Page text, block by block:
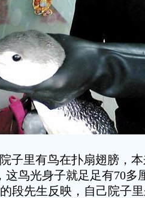
子里有鸟在扑扇翅膀，
这鸟光身子就足足有70多
段先生反映，自己院子